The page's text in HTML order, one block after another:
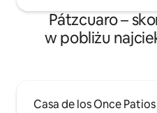
Pátzcuaro –
w pobliżu
Casa de los Once Patios